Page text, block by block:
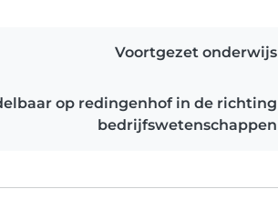
Voortgezet onderwijs
op redingenhof in de richting
bedrijfswetenschappen